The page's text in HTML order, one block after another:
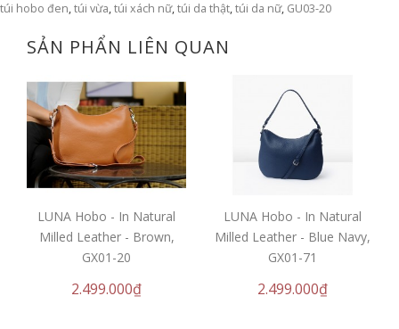
túi hobo đen,túi vừa,túi xách nữ,túi da thật,túi da nữ, GU03-20
SẢN PHẨN LIÊN QUAN
LUNA Hobo - In Natural
Milled Leather - Brown,
GX01-20
2.499.000₫
LUNA Hobo - In Natural
Milled Leather - Blue Navy,
GX01-71
2.499.000₫